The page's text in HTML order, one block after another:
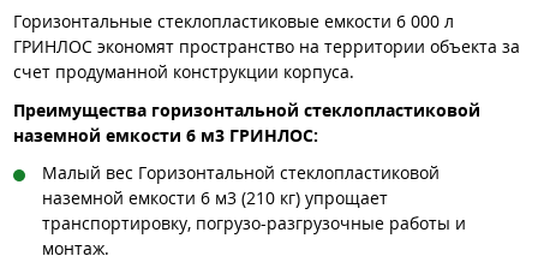
Горизонтальные стеклопластиковые емкости 6 000 л
ГРИНЛОС экономят пространство на территории объекта за
счет продуманной конструкции корпуса.
Преимущества горизонтальной стеклопластиковой
наземной емкости 6 м3 ГРИНЛОС:
Малый вес Горизонтальной стеклопластиковой
наземной емкости 6 м3 (210 кг) упрощает
транспортировку, погрузо-разгрузочные работы и
монтаж.